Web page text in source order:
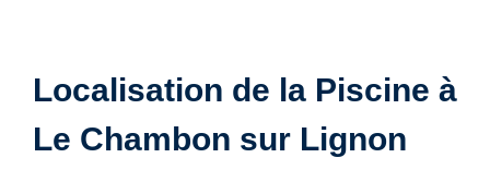
Localisation de la Piscine à
Le Chambon sur Lignon